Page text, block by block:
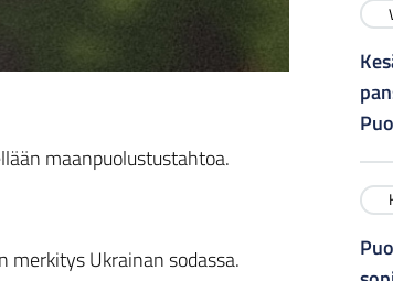
maanpuolustustahtoa.
Ukrainan sodassa.